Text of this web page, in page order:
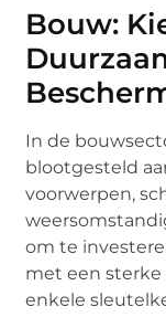
Bouw:
In de
blootgesteld
voorwerpen,
om te
met een sterke
enkele